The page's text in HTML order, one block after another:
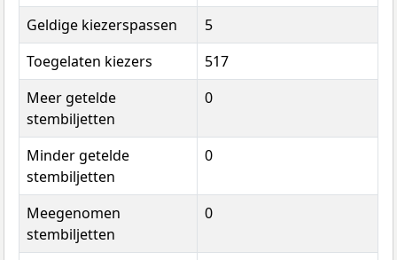
Geldige kiezerspassen
5
Toegelaten kiezers
517
Meer getelde
stembiljetten
0
Minder getelde
stembiljetten
0
Meegenomen
stembiljetten
0